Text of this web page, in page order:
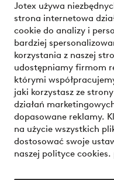
Jotex używa
strona internetowa
cookie do analizy i
bardziej
korzystania z naszej
udostępniamy firmom
którymi
jaki korzystasz ze
działań
dopasowane reklamy.
na użycie wszystkich
dostosować swoje
naszej polityce cookies.
Warunki
Bezpieczne
Chcesz dowiedzieć się